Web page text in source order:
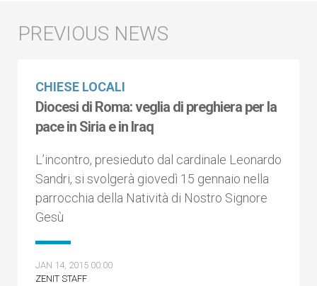
CHIESE LOCALI
Diocesi di Roma: veglia di preghiera per la
pace in Siria e in Iraq
L’incontro, presieduto dal cardinale Leonardo
Sandri, si svolgerà giovedì 15 gennaio nella
parrocchia della Natività di Nostro Signore
Gesù
JAN 14, 2015 00:00
ZENIT STAFF